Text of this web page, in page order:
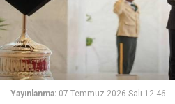
Yayınlanma: 07 Temmuz 2026 Salı 12:46